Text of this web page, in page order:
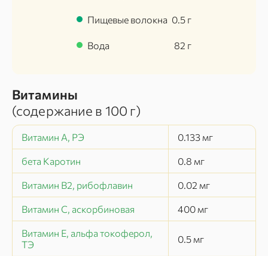
Пищевые волокна 0.5 г
Вода 82 г
Витамины
(содержание в 100 г)
Витамин А, РЭ 0.133 мг
бета Каротин 0.8 мг
Витамин В2, рибофлавин 0.02 мг
Витамин C, аскорбиновая 400 мг
Витамин Е, альфа токоферол,
ТЭ
0.5 мг